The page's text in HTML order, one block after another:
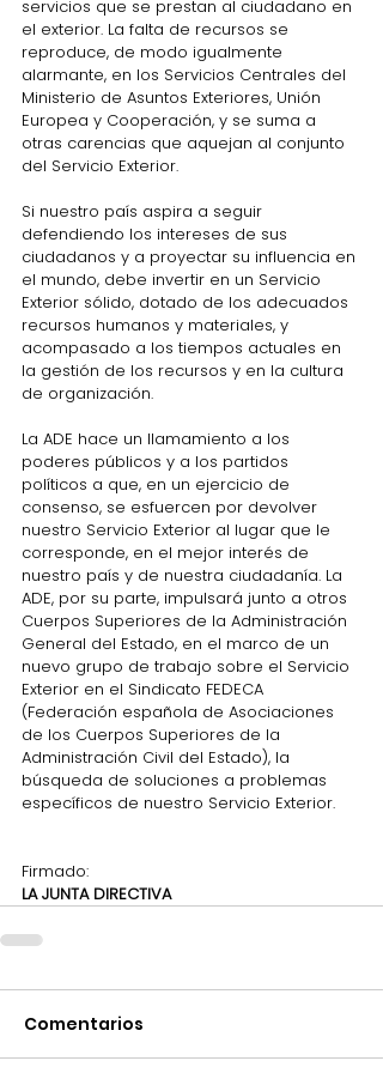
servicios que se prestan al ciudadano en
el exterior. La falta de recursos se
reproduce, de modo igualmente
alarmante, en los Servicios Centrales del
Ministerio de Asuntos Exteriores, Unión
Europea y Cooperación, y se suma a
otras carencias que aquejan al conjunto
del Servicio Exterior.
Si nuestro país aspira a seguir
defendiendo los intereses de sus
ciudadanos y a proyectar su influencia en
el mundo, debe invertir en un Servicio
Exterior sólido, dotado de los adecuados
recursos humanos y materiales, y
acompasado a los tiempos actuales en
la gestión de los recursos y en la cultura
de organización.
La ADE hace un llamamiento a los
poderes públicos y a los partidos
políticos a que, en un ejercicio de
consenso, se esfuercen por devolver
nuestro Servicio Exterior al lugar que le
corresponde, en el mejor interés de
nuestro país y de nuestra ciudadanía. La
ADE, por su parte, impulsará junto a otros
Cuerpos Superiores de la Administración
General del Estado, en el marco de un
nuevo grupo de trabajo sobre el Servicio
Exterior en el Sindicato FEDECA
(Federación española de Asociaciones
de los Cuerpos Superiores de la
Administración Civil del Estado), la
búsqueda de soluciones a problemas
específicos de nuestro Servicio Exterior.
Firmado:
LA JUNTA DIRECTIVA
Comentarios